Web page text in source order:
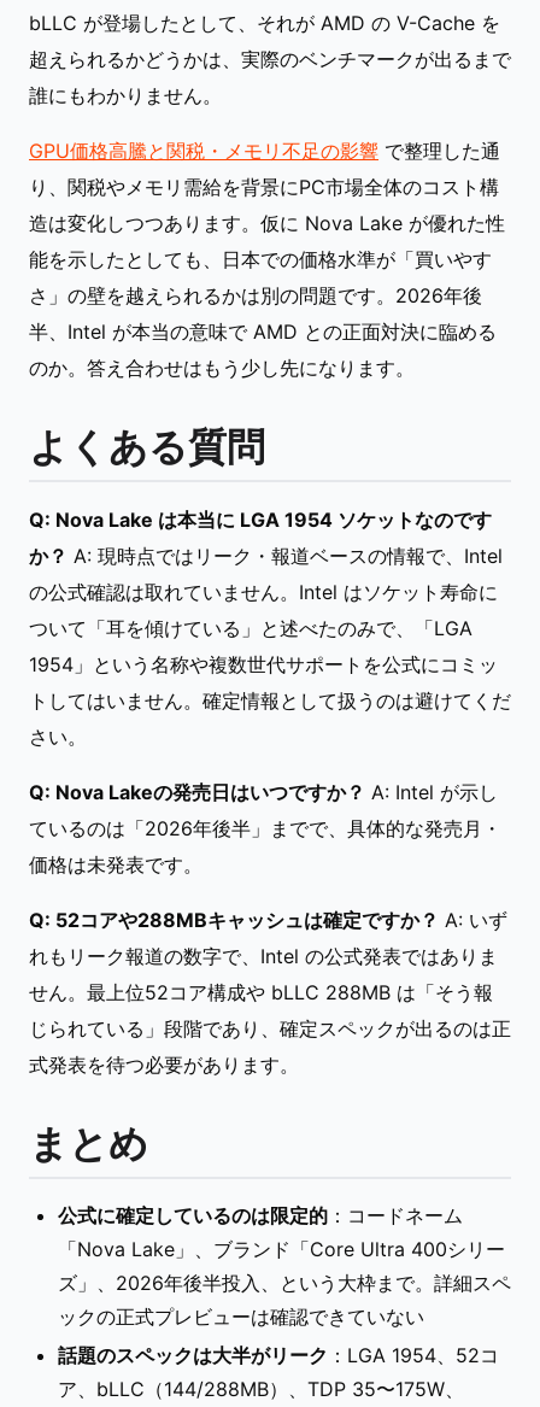
bLLC が登場したとして、それが AMD の V-Cache を
超えられるかどうかは、実際のベンチマークが出るまで
誰にもわかりません。
GPU価格高騰と関税・メモリ不足の影響 で整理した通
り、関税やメモリ需給を背景にPC市場全体のコスト構
造は変化しつつあります。仮に Nova Lake が優れた性
能を示したとしても、日本での価格水準が「買いやす
さ」の壁を越えられるかは別の問題です。2026年後
半、Intel が本当の意味で AMD との正面対決に臨める
のか。答え合わせはもう少し先になります。
よくある質問
Q: Nova Lake は本当に LGA 1954 ソケットなのです
か？ A: 現時点ではリーク・報道ベースの情報で、Intel
の公式確認は取れていません。Intel はソケット寿命に
ついて「耳を傾けている」と述べたのみで、「LGA
1954」という名称や複数世代サポートを公式にコミッ
トしてはいません。確定情報として扱うのは避けてくだ
さい。
Q: Nova Lakeの発売日はいつですか？ A: Intel が示し
ているのは「2026年後半」までで、具体的な発売月・
価格は未発表です。
Q: 52コアや288MBキャッシュは確定ですか？ A: いず
れもリーク報道の数字で、Intel の公式発表ではありま
せん。最上位52コア構成や bLLC 288MB は「そう報
じられている」段階であり、確定スペックが出るのは正
式発表を待つ必要があります。
まとめ
公式に確定しているのは限定的 ：コードネーム
「Nova Lake」、ブランド「Core Ultra 400シリー
ズ」、2026年後半投入、という大枠まで。詳細スペ
ックの正式プレビューは確認できていない
話題のスペックは大半がリーク ：LGA 1954、52コ
ア、bLLC（144/288MB）、TDP 35〜175W、